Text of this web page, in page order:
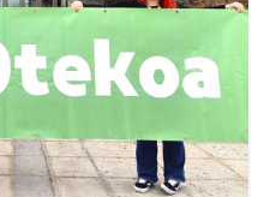
eläkeläisiä, opiskelijoita,